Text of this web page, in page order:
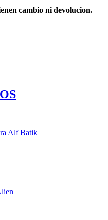
cambio ni devolucion.